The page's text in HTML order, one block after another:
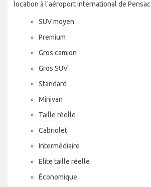
location à l'aéroport international de
SUV moyen
Premium
Gros camion
Gros SUV
Standard
Minivan
Taille réelle
Cabriolet
Intermédiaire
Elite taille réelle
Économique